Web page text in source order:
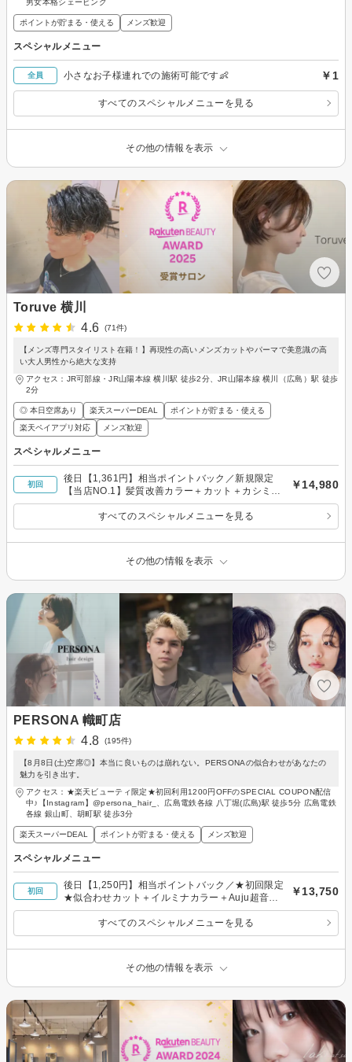
ポイントが貯まる・使える メンズ歓迎
スペシャルメニュー
全員 小さなお子様連れでの施術可能です👶 ￥1
すべてのスペシャルメニューを見る
その他の情報を表示
Toruve 横川
4.6
(71件)
【メンズ専門スタイリスト在籍！】再現性の高いメンズカットやパーマで美意識の高
い大人男性から絶大な支持
アクセス：JR可部線・JR山陽本線 横川駅 徒歩2分、JR山陽本線 横川（広島）駅 徒歩
2分
◎ 本日空席あり 楽天スーパーDEAL
ポイントが貯まる・使える
楽天ペイアプリ対応
メンズ歓迎
スペシャルメニュー
初回
後日【1,361円】相当ポイントバック／新規限定
【当店NO.1】髪質改善カラー＋カット＋カシミヤ
TR
￥14,980
すべてのスペシャルメニューを見る
その他の情報を表示
PERSONA 幟町店
4.8
(195件)
【8月8日(土)空席◎】本当に良いものは崩れない。PERSONAの似合わせがあなたの
魅力を引き出す。
アクセス：★楽天ビューティ限定★初回利用1200円OFFのSPECIAL COUPON配信
中♪【Instagram】@persona_hair_、広島電鉄各線 八丁堀(広島)駅 徒歩5分 広島電鉄
各線 銀山町、胡町駅 徒歩3分
楽天スーパーDEAL ポイントが貯まる・使える メンズ歓迎
スペシャルメニュー
初回
後日【1,250円】相当ポイントバック／★初回限定
★似合わせカット＋イルミナカラー＋Auju超音波
トリートメント ¥13,750
￥13,750
すべてのスペシャルメニューを見る
その他の情報を表示